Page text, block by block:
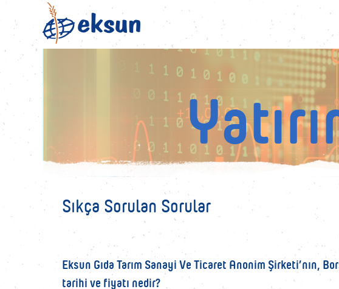
Sıkça Sorulan Sorular
Eksun Gıda Tarım Sanayi Ve Ticaret Anonim Şirketi’nın,
tarihi ve fiyatı nedir?